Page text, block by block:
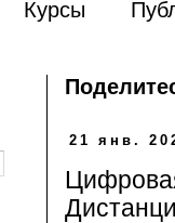
Курсы
21 янв.